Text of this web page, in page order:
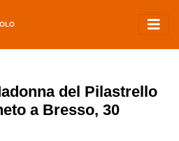
del Pilastrello
a Bresso, 30